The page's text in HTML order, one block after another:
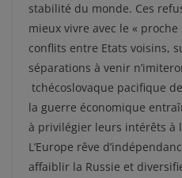
stabilité du monde. Ces
mieux vivre avec le «
conflits entre Etats voisins,
séparations à venir
tchécoslovaque pacifique
la guerre économique
à privilégier leurs intérêts à
L’Europe rêve
affaiblir la Russie et